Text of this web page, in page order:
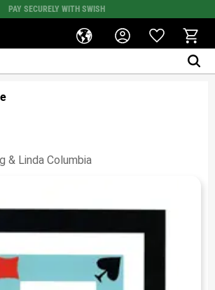
PAY SECURELY WITH SWISH
Favorites
Basket
& Linda Columbia